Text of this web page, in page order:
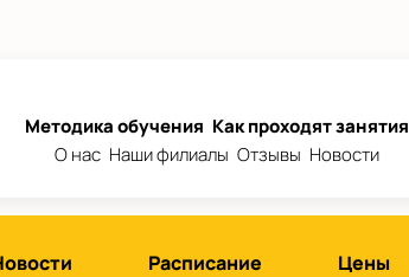
Методика обучения Как проходят занятия
О нас Наши филиалы Отзывы Новости
Расписание Цены